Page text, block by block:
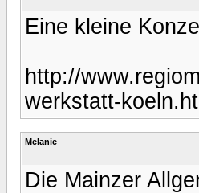
Eine kleine
http://
werkstatt-
Melanie
Die Mainzer